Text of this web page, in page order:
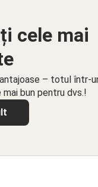
cele mai
– totul într-
bun pentru dvs.!